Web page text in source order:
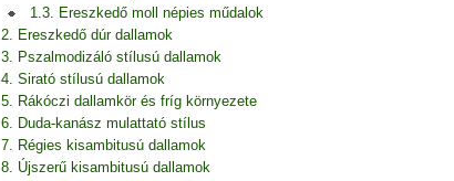
1.3. Ereszkedő moll népies műdalok
2. Ereszkedő dúr dallamok
3. Pszalmodizáló stílusú dallamok
4. Sirató stílusú dallamok
5. Rákóczi dallamkör és fríg környezete
6. Duda-kanász mulattató stílus
7. Régies kisambitusú dallamok
8. Újszerű kisambitusú dallamok